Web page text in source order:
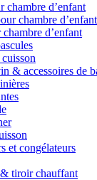
chambre d’enfant
chambre d’enfant
d’enfant
& accessoires de
et congélateurs
tiroir chauffant